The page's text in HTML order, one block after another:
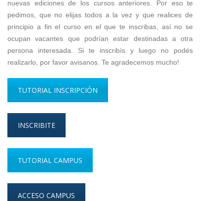
nuevas ediciones de los cursos anteriores. Por eso te
pedimos, que no elijas todos a la vez y que realices de
principio a fin el curso en el que te inscribas, así no se
ocupan vacantes que podrían estar destinadas a otra
persona interesada. Si te inscribís y luego no podés
realizarlo, por favor avisanos. Te agradecemos mucho!
TUTORIAL INSCRIPCIÓN
INSCRIBITE
TUTORIAL CAMPUS
ACCESO CAMPUS